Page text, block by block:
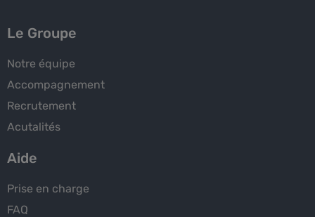
Le Groupe
Notre équipe
Accompagnement
Recrutement
Acutalités
Aide
Prise en charge
FAQ